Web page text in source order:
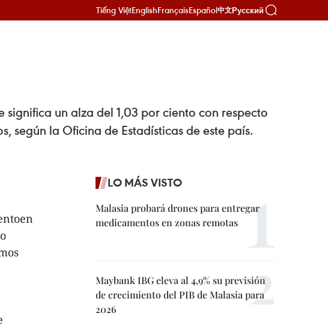
Tiếng ViệtEnglishFrançaisEspañol中文Русский
un alza del 1,03 por ciento con respecto
según la Oficina de Estadísticas de este país.
LO MÁS VISTO
Malasia probará drones para entregar
medicamentos en zonas remotas
Maybank IBG eleva al 4,9% su previsión
de crecimiento del PIB de Malasia para
2026